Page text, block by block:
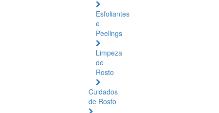
Esfoliantes
e
Peelings
Limpeza
de
Rosto
Cuidados
de Rosto